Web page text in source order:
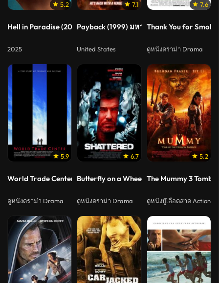
5.2
Hell in Paradise (2025)
2025
7.1
Payback (1999) มหากาฬล้างมหากาฬ
United States
7.6
Thank You for
ดูหนังดราม่า Drama
5.9
World Trade Center (2006) เวิลด์เทรดเซ็นเตอร์
ดูหนังดราม่า Drama
6.7
Butterfly on a Wheel (Shattered) (2007)
ดูหนังดราม่า Drama
5.2
The Mummy 3
ดูหนังบู๊เลือดสาด Action